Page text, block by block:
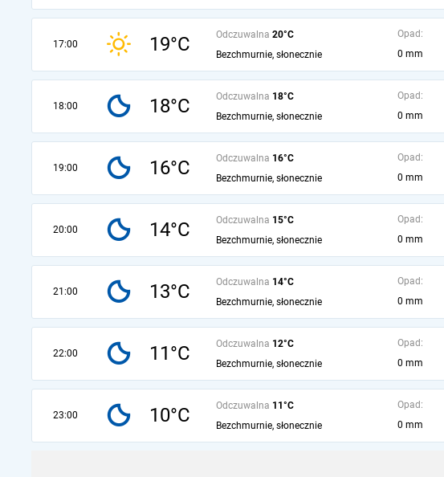
17:00 19°C Odczuwalna 20°C
Bezchmurnie, słonecznie
Opad:
0 mm
18:00 18°C Odczuwalna 18°C
Bezchmurnie, słonecznie
Opad:
0 mm
19:00 16°C Odczuwalna 16°C
Bezchmurnie, słonecznie
Opad:
0 mm
20:00 14°C Odczuwalna 15°C
Bezchmurnie, słonecznie
Opad:
0 mm
21:00 13°C Odczuwalna 14°C
Bezchmurnie, słonecznie
Opad:
0 mm
22:00 11°C Odczuwalna 12°C
Bezchmurnie, słonecznie
Opad:
0 mm
23:00 10°C Odczuwalna 11°C
Bezchmurnie, słonecznie
Opad:
0 mm